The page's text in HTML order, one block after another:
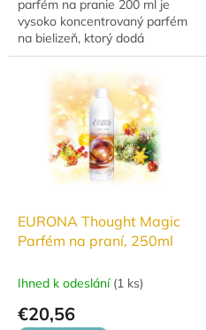
parfém na pranie 200 ml je
vysoko koncentrovaný parfém
na bielizeň, ktorý dodá
oblečeniu intenzívnu a
dlhotrvajúcu vôňu. Ideálny pre
každodennú sviežosť.
EURONA Thought Magic
Parfém na praní, 250ml
Ihned k odeslání (1 ks)
€20,56